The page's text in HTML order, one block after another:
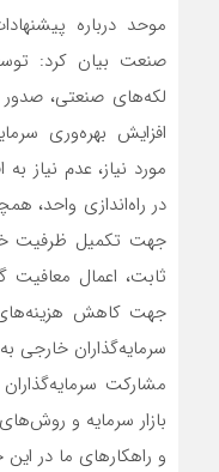
موحد درباره
صنعت بیان کرد:
لکه‌های صنعتی،
افزایش بهره‌وری
مورد نیاز، عدم نیاز
در راه‌اندازی واحد،
جهت تکمیل ظرفیت
ثابت، اعمال معافیت
جهت کاهش هزینه‌های
سرمایه‌گذاران خارجی
مشارکت
بازار سرمایه و
و راهکار‌های ما در